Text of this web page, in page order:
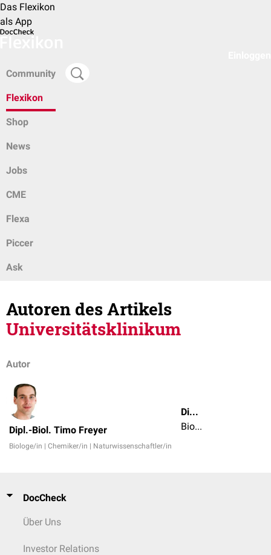
Das Flexikon
als App
Community
Flexikon
Shop
News
Jobs
CME
Flexa
Piccer
Ask
Autoren des Artikels
Universitätsklinikum
Autor
Dipl.-Biol. Timo Freyer
Biologe/in | Chemiker/in | Naturwissenschaftler/in
Dipl.-Biol. Timo Freyer
Biologe/in | Chemiker/in | Naturwissenschaftler/in
DocCheck
Über Uns
Investor Relations